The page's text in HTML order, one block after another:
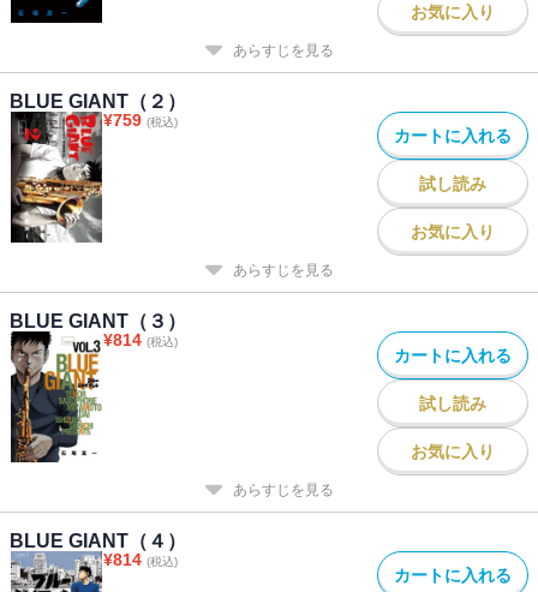
お気に入り
あらすじを見る
BLUE GIANT（２）
¥759 (税込)
カートに入れる
試し読み
お気に入り
あらすじを見る
BLUE GIANT（３）
¥814 (税込)
カートに入れる
試し読み
お気に入り
あらすじを見る
BLUE GIANT（４）
¥814 (税込)
カートに入れる